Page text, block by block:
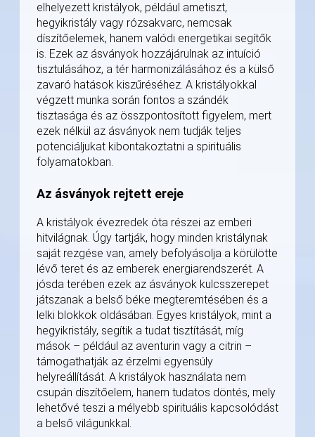
elhelyezett kristályok, például ametiszt,
hegyikristály vagy rózsakvarc, nemcsak
díszítőelemek, hanem valódi energetikai segítők
is. Ezek az ásványok hozzájárulnak az intuíció
tisztulásához, a tér harmonizálásához és a külső
zavaró hatások kiszűréséhez. A kristályokkal
végzett munka során fontos a szándék
tisztasága és az összpontosított figyelem, mert
ezek nélkül az ásványok nem tudják teljes
potenciáljukat kibontakoztatni a spirituális
folyamatokban.
Az ásványok rejtett ereje
A kristályok évezredek óta részei az emberi
hitvilágnak. Úgy tartják, hogy minden kristálynak
saját rezgése van, amely befolyásolja a körülötte
lévő teret és az emberek energiarendszerét. A
jósda terében ezek az ásványok kulcsszerepet
játszanak a belső béke megteremtésében és a
lelki blokkok oldásában. Egyes kristályok, mint a
hegyikristály, segítik a tudat tisztítását, míg
mások – például az aventurin vagy a citrin –
támogathatják az érzelmi egyensúly
helyreállítását. A kristályok használata nem
csupán díszítőelem, hanem tudatos döntés, mely
lehetővé teszi a mélyebb spirituális kapcsolódást
a belső világunkkal.